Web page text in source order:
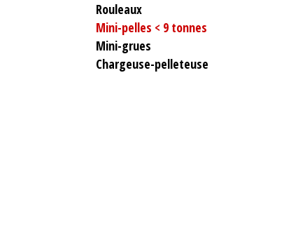
Rouleaux
Mini-pelles < 9 tonnes
Mini-grues
Chargeuse-pelleteuse